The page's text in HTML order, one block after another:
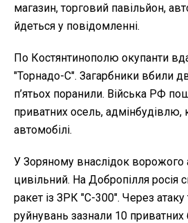
магазин, торговий павільйон,
йдеться у повідомленні.
По Костянтинополю окупанти
"Торнадо-С". Загарбники вбили
п’ятьох поранили. Війська РФ
приватних осель,
автомобілі.
У Зоряному внаслідок ворожого
цивільний. На Добропілля росія
ракет із ЗРК "С-300". Через
руйнувань зазнали 10 приватних